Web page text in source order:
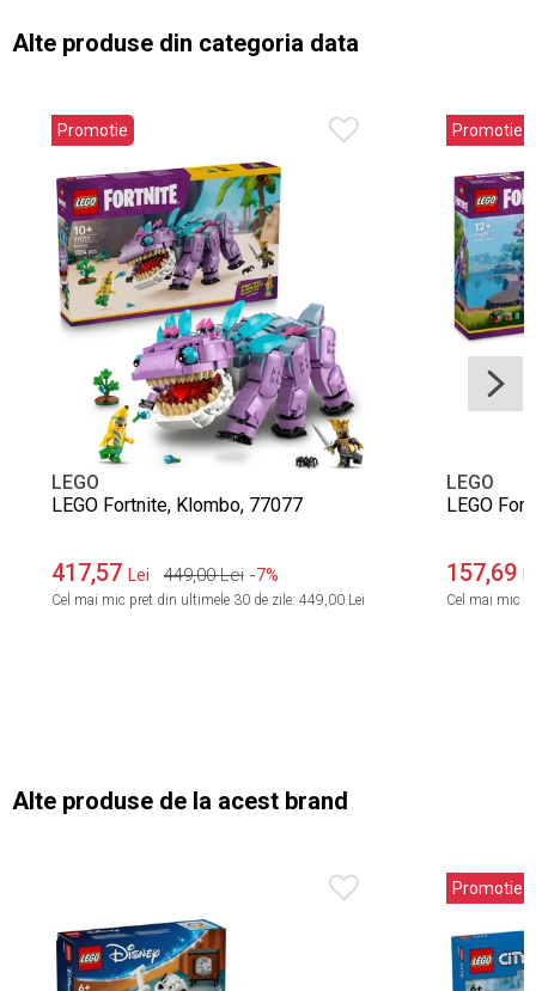
Alte produse din categoria data
Promotie
LEGO
LEGO Fortnite, Klombo, 77077
417,57 Lei 449,00 Lei -7%
Cel mai mic pret din ultimele 30 de zile: 449,00 Lei
Promotie
LEGO
LEGO
157,69
Cel mai mic
Alte produse de la acest brand
Promotie